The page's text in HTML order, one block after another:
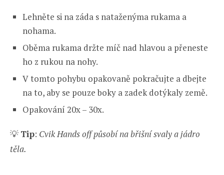
Lehněte si na záda s nataženýma rukama a
nohama.
Oběma rukama držte míč nad hlavou a přeneste
ho z rukou na nohy.
V tomto pohybu opakovaně pokračujte a dbejte
na to, aby se pouze boky a zadek dotýkaly země.
Opakování 20x – 30x.
💡 Tip: Cvik Hands off působí na břišní svaly a jádro
těla.